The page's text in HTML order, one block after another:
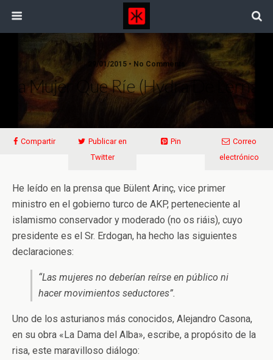
29/01/2015 • No Comments
La Mujer Que Ríe (Hydra De Lerna)
Compartir
Publicar en
Twitter
Pin
Correo
electrónico
He leído en la prensa que Bülent Arinç, vice primer
ministro en el gobierno turco de AKP, perteneciente al
islamismo conservador y moderado (no os riáis), cuyo
presidente es el Sr. Erdogan, ha hecho las siguientes
declaraciones:
“Las mujeres no deberían reírse en público ni
hacer movimientos seductores”.
Uno de los asturianos más conocidos, Alejandro Casona,
en su obra «La Dama del Alba», escribe, a propósito de la
risa, este maravilloso diálogo: